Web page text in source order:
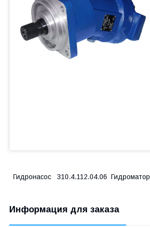
Гидронасос 310.4.112.04.06 Гидроматор
Информация для заказа